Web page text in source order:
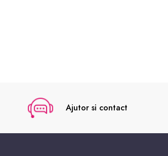
Ajutor si contact